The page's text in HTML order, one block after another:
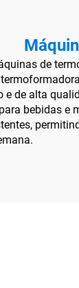
de
e de alta
bebidas e